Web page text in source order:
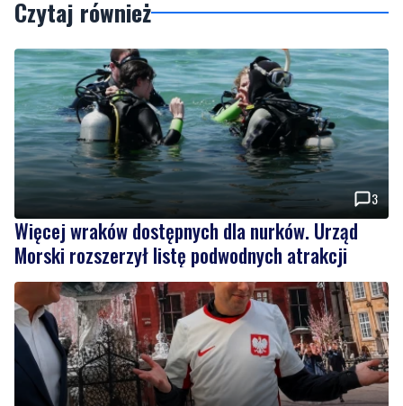
Czytaj również
3
Więcej wraków dostępnych dla nurków. Urząd
Morski rozszerzył listę podwodnych atrakcji